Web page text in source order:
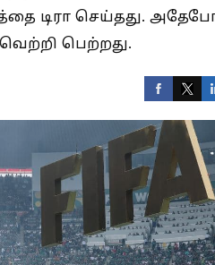
டிரா செய்தது.
பெற்றது.